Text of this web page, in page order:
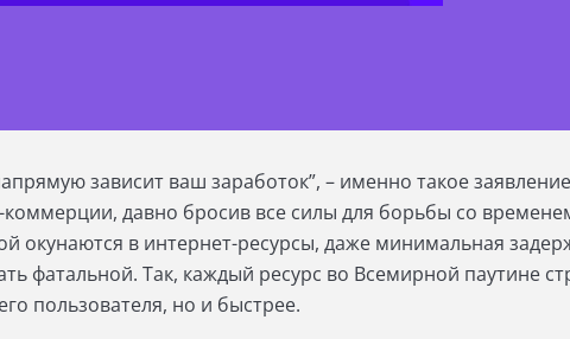
зависит ваш заработок”, – именно такое
коммерции, давно бросив все силы для борьбы со
окунаются в интернет-ресурсы, даже минимальная
фатальной. Так, каждый ресурс во Всемирной паутине
пользователя, но и быстрее.